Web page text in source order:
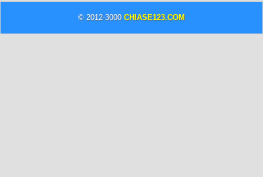
© 2012-3000 CHIASE123.COM